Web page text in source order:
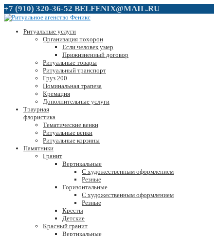
+7 (910) 320-36-52 BELFENIX@MAIL.RU
Ритуальные услуги
Организация похорон
Если человек умер
Прижизненный договор
Ритуальные товары
Ритуальный транспорт
Груз 200
Поминальная трапеза
Кремация
Дополнительные услуги
Траурная
флористика
Тематические венки
Ритуальные венки
Ритуальные корзины
Памятники
Гранит
Вертикальные
С художественным оформлением
Резные
Горизонтальные
С художественным оформлением
Резные
Кресты
Детские
Красный гранит
Вертикальные